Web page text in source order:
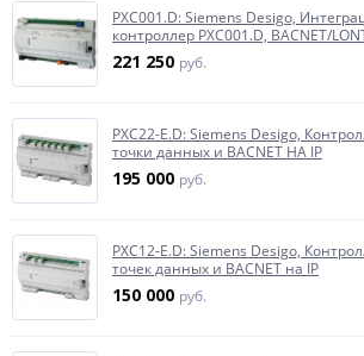
PXC001.D: Siemens Desigo,
контроллер PXC001.D, BACNET/
221 250 руб.
PXC22-E.D: Siemens Desigo,
точки данных и BACNET НА IP
195 000 руб.
PXC12-E.D: Siemens Desigo,
точек данных и BACNET на IP
150 000 руб.